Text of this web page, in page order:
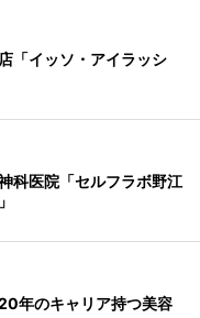
「イッソ・アイラッシ
科医院「セルフラボ野江
年のキャリア持つ美容